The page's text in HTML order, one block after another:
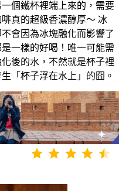
個鐵杯裡端上來的，需要
真的超級香濃醇厚～ 冰
會因為冰塊融化而影響了
一樣的好喝！唯一可能需
後的水，不然就是杯子裡
「杯子浮在水上」的囧。